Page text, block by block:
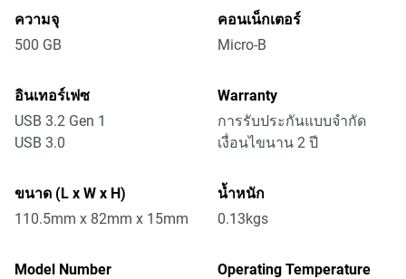
ความจุ
500 GB
คอนเน็กเตอร์
Micro-B
อินเทอร์เฟซ
USB 3.2 Gen 1
USB 3.0
Warranty
การรับประกันแบบจำกัด
เงื่อนไขนาน 2 ปี
ขนาด (L x W x H)
110.5mm x 82mm x 15mm
น้ำหนัก
0.13kgs
Model Number
Operating Temperature